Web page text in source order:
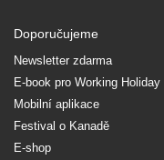
Doporučujeme
Newsletter zdarma
E-book pro Working Holiday
Mobilní aplikace
Festival o Kanadě
E-shop